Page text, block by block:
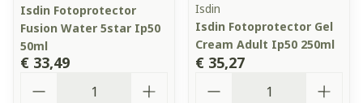
Isdin Fotoprotector
Fusion Water 5star Ip50
50ml
€ 33,49
Isdin
Isdin Fotoprotector Gel
Cream Adult Ip50 250ml
€ 35,27